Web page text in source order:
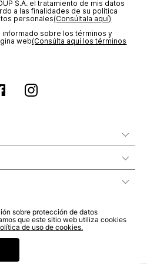
ingresar al menú de “Mi cuenta -
webwww.studiofpanama.pa
S.A. el tratamiento de mis datos
a las finalidades de su política
personales‎(Consúltala aquí)
informado sobre los términos y
web‎(Consúlta aquí los términos
sobre protección de datos
que este sitio web utiliza cookies
de uso de cookies.